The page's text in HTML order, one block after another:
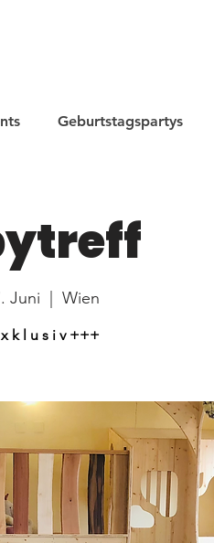
Geburtstagspartys
Juni Wien
k l u s i v +++